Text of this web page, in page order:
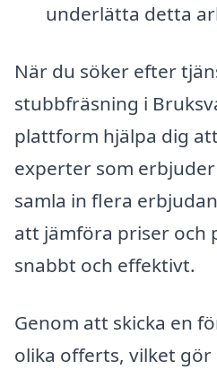
underlätta detta
När du söker efter
stubbfräsning i
plattform hjälpa dig
experter som
samla in flera
att jämföra priser och
snabbt och effektivt.
Genom att skicka en
olika offerts, vilket